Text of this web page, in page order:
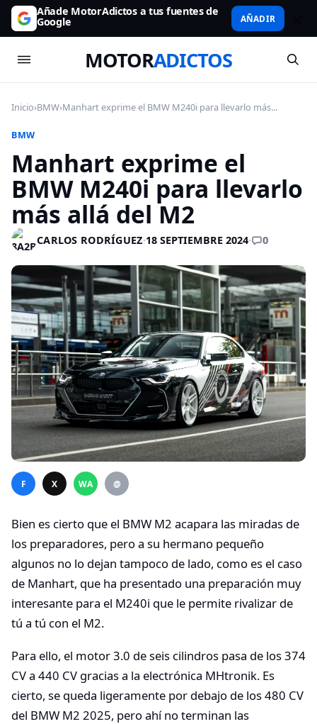
Añade MotorAdictos a tus fuentes de
Google AÑADIR
MOTORADICTOS
Inicio›BMW›Manhart exprime el BMW M240i para llevarlo más...
BMW
Manhart exprime el
BMW M240i para llevarlo
más allá del M2
CARLOS RODRÍGUEZ·18 SEPTIEMBRE 2024· 0
F X WA @
Bien es cierto que el BMW M2 acapara las miradas de
los preparadores, pero a su hermano pequeño
algunos no lo dejan tampoco de lado, como es el caso
de Manhart, que ha presentado una preparación muy
interesante para el M240i que le permite rivalizar de
tú a tú con el M2.
Para ello, el motor 3.0 de seis cilindros pasa de los 374
CV a 440 CV gracias a la electrónica MHtronik. Es
cierto, se queda ligeramente por debajo de los 480 CV
del BMW M2 2025, pero ahí no terminan las